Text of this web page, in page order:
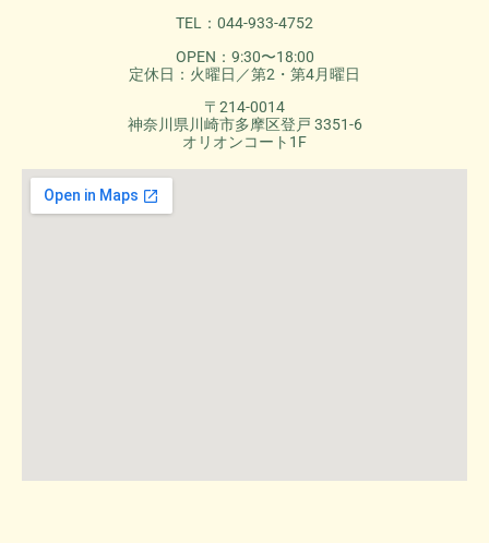
TEL：044-933-4752
OPEN：9:30〜18:00
定休日：火曜日／第2・第4月曜日
〒214-0014
神奈川県川崎市多摩区登戸 3351-6
オリオンコート1F